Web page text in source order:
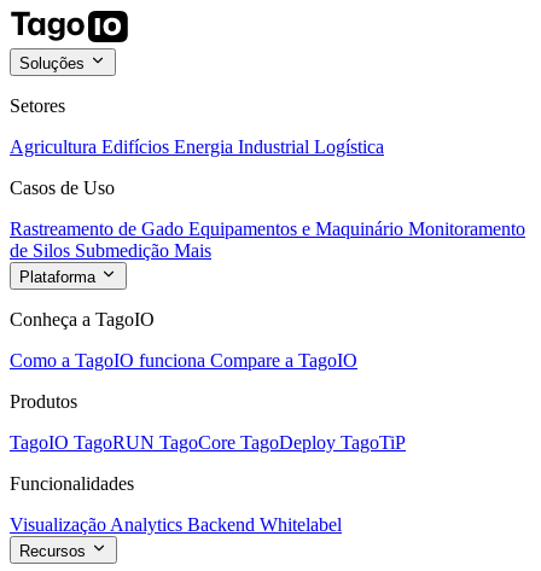
Soluções
Setores
Agricultura Edifícios Energia Industrial Logística
Casos de Uso
Rastreamento de Gado Equipamentos e Maquinário Monitoramento
de Silos Submedição Mais
Plataforma
Conheça a TagoIO
Como a TagoIO funciona Compare a TagoIO
Produtos
TagoIO TagoRUN TagoCore TagoDeploy TagoTiP
Funcionalidades
Visualização Analytics Backend Whitelabel
Recursos